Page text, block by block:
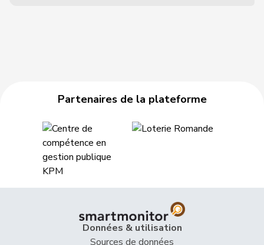
Partenaires de la plateforme
Données & utilisation
Sources de données